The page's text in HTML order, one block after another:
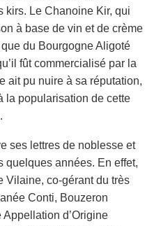
kirs. Le Chanoine Kir, qui
à base de vin et de crème
du Bourgogne Aligoté
fût commercialisé par la
ait pu nuire à sa réputation,
la popularisation de cette
ses lettres de noblesse et
quelques années. En effet,
Vilaine, co-gérant du très
Conti, Bouzeron
d’Origine